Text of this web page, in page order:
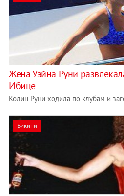
Жена Уэйна Руни
Ибице
Колин Руни ходила по клубам и
Бикини